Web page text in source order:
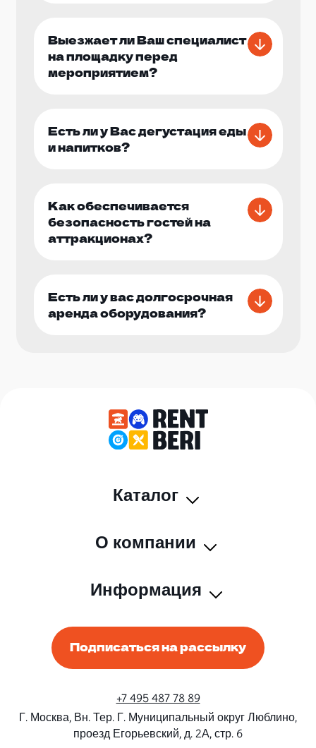
Выезжает ли Ваш специалист
на площадку перед
мероприятием?
Есть ли у Вас дегустация еды
и напитков?
Как обеспечивается
безопасность гостей на
аттракционах?
Есть ли у вас долгосрочная
аренда оборудования?
Каталог
О компании
Информация
Подписаться на рассылку
+7 495 487 78 89
Г. Москва, Вн. Тер. Г. Муниципальный округ Люблино,
проезд Егорьевский, д. 2А, стр. 6